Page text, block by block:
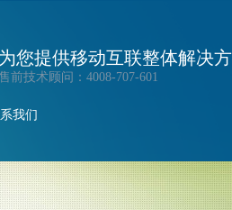
为您提供移动互联整体解决
前技术顾问：4008-707-601
我们